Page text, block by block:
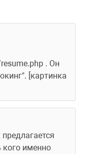
. Он
[картинка
кого именно